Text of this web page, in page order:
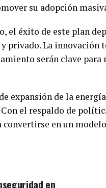
su adopción
el éxito de este plan
privado. La innovación
serán clave
expansión de la
el respaldo de
convertirse en un
en